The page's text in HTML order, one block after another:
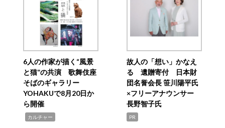
6人の作家が描く“風景
と猫”の共演 歌舞伎座
そばのギャラリー
YOHAKUで8月20日か
ら開催
カルチャー
故人の「想い」かなえ
る 遺贈寄付 日本財
団名誉会長 笹川陽平氏
×フリーアナウンサー
長野智子氏
PR